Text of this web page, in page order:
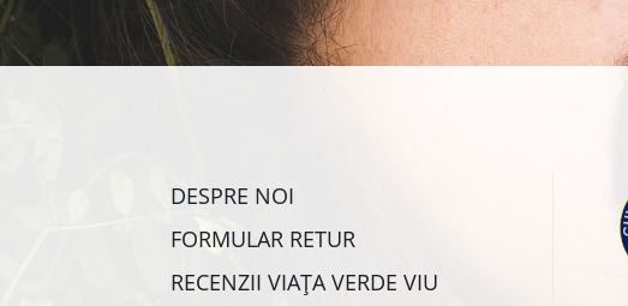
DESPRE NOI
FORMULAR RETUR
RECENZII VIAȚA VERDE VIU